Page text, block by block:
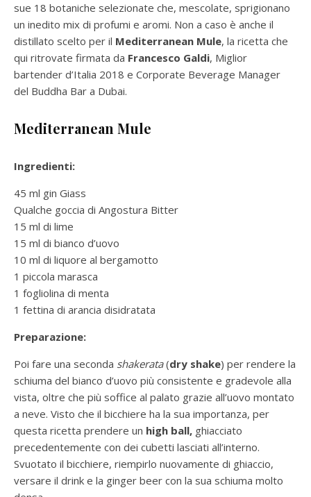
sue 18 botaniche selezionate che, mescolate, sprigionano
un inedito mix di profumi e aromi. Non a caso è anche il
distillato scelto per il Mediterranean Mule, la ricetta che
qui ritrovate firmata da Francesco Galdi, Miglior
bartender d’Italia 2018 e Corporate Beverage Manager
del Buddha Bar a Dubai.
Mediterranean Mule
Ingredienti:
45 ml gin Giass
Qualche goccia di Angostura Bitter
15 ml di lime
15 ml di bianco d’uovo
10 ml di liquore al bergamotto
1 piccola marasca
1 fogliolina di menta
1 fettina di arancia disidratata
Preparazione:
Poi fare una seconda shakerata(dry shake) per rendere la
schiuma del bianco d’uovo più consistente e gradevole alla
vista, oltre che più soffice al palato grazie all’uovo montato
a neve. Visto che il bicchiere ha la sua importanza, per
questa ricetta prendere un high ball, ghiacciato
precedentemente con dei cubetti lasciati all’interno.
Svuotato il bicchiere, riempirlo nuovamente di ghiaccio,
versare il drink e la ginger beer con la sua schiuma molto